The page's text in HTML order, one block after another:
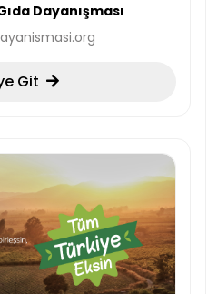
Dayanışması
Git